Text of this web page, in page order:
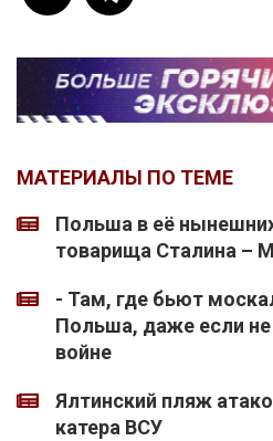
МАТЕРИАЛЫ ПО ТЕМЕ
Польша в её
товарища Сталина –
- Там, где бьют
Польша, даже если не
войне
Ялтинский пляж
катера ВСУ